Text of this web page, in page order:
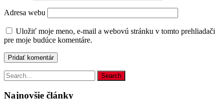
Adresa webu
Uložiť moje meno, e-mail a webovú stránku v tomto prehliadači
pre moje budúce komentáre.
Najnovšie články